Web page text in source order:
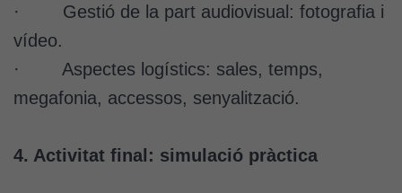
· Gestió de la part audiovisual: fotografia i
vídeo.
· Aspectes logístics: sales, temps,
megafonia, accessos, senyalització.
4. Activitat final: simulació pràctica